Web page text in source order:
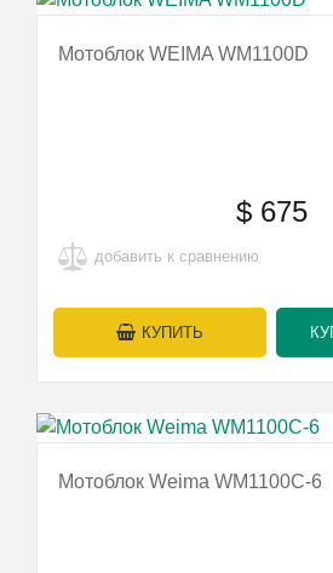
Мотоблок WEIMA WM1100D
$675
добавить к сравнению
КУПИТЬ
Мотоблок Weima WM1100С-6